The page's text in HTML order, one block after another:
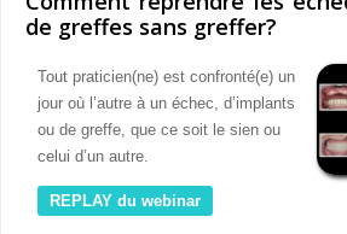
de greffes sans greffer?
Tout praticien(ne) est confronté(e) un
jour où l’autre à un échec, d’implants
ou de greffe, que ce soit le sien ou
celui d’un autre.
REPLAY du webinar